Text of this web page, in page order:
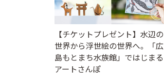
【チケットプレゼント】水辺の
世界から浮世絵の世界へ。「広
島もとまち水族館」ではじまる
アートさんぽ